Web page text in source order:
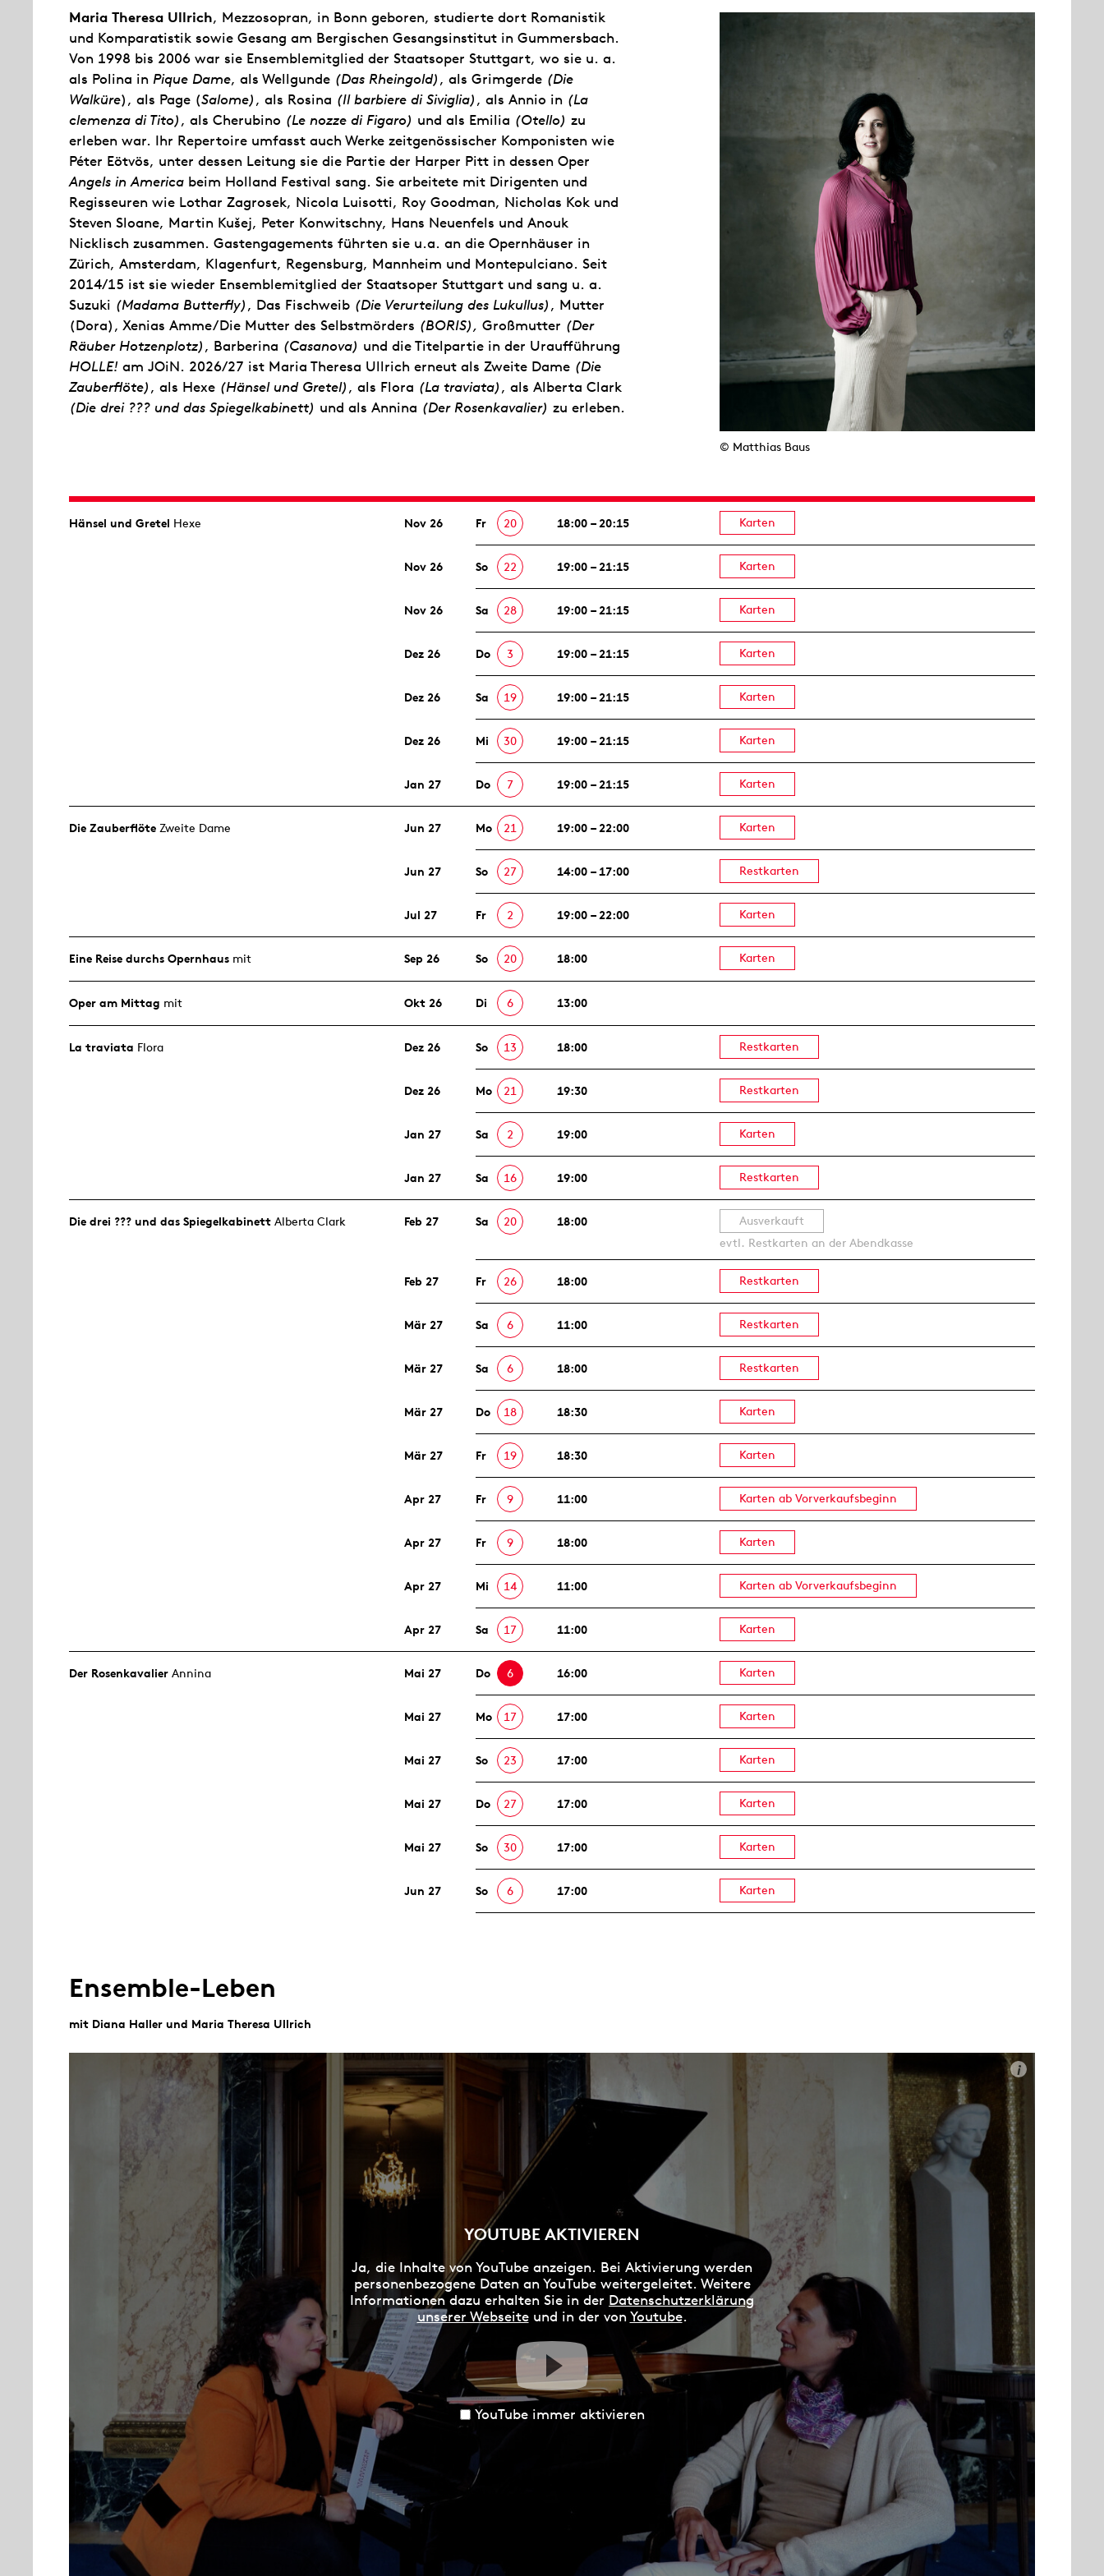
Maria Theresa Ullrich, Mezzosopran, in Bonn geboren, studierte dort Romanistik
und Komparatistik sowie Gesang am Bergischen Gesangsinstitut in Gummersbach.
Von 1998 bis 2006 war sie Ensemblemitglied der Staatsoper Stuttgart, wo sie u. a.
als Polina in Pique Dame, als Wellgunde (Das Rheingold), als Grimgerde (Die
Walküre), als Page (Salome), als Rosina (Il barbiere di Siviglia), als Annio in (La
clemenza di Tito), als Cherubino (Le nozze di Figaro) und als Emilia (Otello) zu
erleben war. Ihr Repertoire umfasst auch Werke zeitgenössischer Komponisten wie
Péter Eötvös, unter dessen Leitung sie die Partie der Harper Pitt in dessen Oper
Angels in America beim Holland Festival sang. Sie arbeitete mit Dirigenten und
Regisseuren wie Lothar Zagrosek, Nicola Luisotti, Roy Goodman, Nicholas Kok und
Steven Sloane, Martin Kušej, Peter Konwitschny, Hans Neuenfels und Anouk
Nicklisch zusammen. Gastengagements führten sie u.a. an die Opernhäuser in
Zürich, Amsterdam, Klagenfurt, Regensburg, Mannheim und Montepulciano. Seit
2014/15 ist sie wieder Ensemblemitglied der Staatsoper Stuttgart und sang u. a.
Suzuki (Madama Butterfly), Das Fischweib (Die Verurteilung des Lukullus), Mutter
(Dora), Xenias Amme/Die Mutter des Selbstmörders (BORIS), Großmutter (Der
Räuber Hotzenplotz), Barberina (Casanova) und die Titelpartie in der Uraufführung
HOLLE! am JOiN. 2026/27 ist Maria Theresa Ullrich erneut als Zweite Dame (Die
Zauberflöte), als Hexe (Hänsel und Gretel), als Flora (La traviata), als Alberta Clark
(Die drei ??? und das Spiegelkabinett) und als Annina (Der Rosenkavalier) zu erleben.
© Matthias Baus
Hänsel und Gretel Hexe Nov 26 Fr 20 18:00 – 20:15 Karten
Nov 26 So 22 19:00 – 21:15 Karten
Nov 26 Sa 28 19:00 – 21:15 Karten
Dez 26 Do 3 19:00 – 21:15 Karten
Dez 26 Sa 19 19:00 – 21:15 Karten
Dez 26 Mi 30 19:00 – 21:15 Karten
Jan 27 Do 7 19:00 – 21:15 Karten
Die Zauberflöte Zweite Dame Jun 27 Mo 21 19:00 – 22:00 Karten
Jun 27 So 27 14:00 – 17:00 Restkarten
Jul 27 Fr 2 19:00 – 22:00 Karten
Eine Reise durchs Opernhaus mit Sep 26 So 20 18:00 Karten
Oper am Mittag mit Okt 26 Di 6 13:00
La traviata Flora Dez 26 So 13 18:00 Restkarten
Dez 26 Mo 21 19:30 Restkarten
Jan 27 Sa 2 19:00 Karten
Jan 27 Sa 16 19:00 Restkarten
Die drei ??? und das Spiegelkabinett Alberta Clark Feb 27 Sa 20 18:00
Ausverkauft
evtl. Restkarten an der Abendkasse
Feb 27 Fr 26 18:00 Restkarten
Mär 27 Sa 6 11:00 Restkarten
Mär 27 Sa 6 18:00 Restkarten
Mär 27 Do 18 18:30 Karten
Mär 27 Fr 19 18:30 Karten
Apr 27 Fr 9 11:00 Karten ab Vorverkaufsbeginn
Apr 27 Fr 9 18:00 Karten
Apr 27 Mi 14 11:00 Karten ab Vorverkaufsbeginn
Apr 27 Sa 17 11:00 Karten
Der Rosen­kavalier Annina Mai 27 Do 6 16:00 Karten
Mai 27 Mo 17 17:00 Karten
Mai 27 So 23 17:00 Karten
Mai 27 Do 27 17:00 Karten
Mai 27 So 30 17:00 Karten
Jun 27 So 6 17:00 Karten
Ensemble-Leben
mit Diana Haller und Maria Theresa Ullrich
YOUTUBE AKTIVIEREN
Ja, die Inhalte von YouTube anzeigen. Bei Aktivierung werden
personenbezogene Daten an YouTube weitergeleitet. Weitere
Informationen dazu erhalten Sie in der Datenschutzerklärung
unserer Webseiteund in der vonYoutube.
i
YouTube immer aktivieren